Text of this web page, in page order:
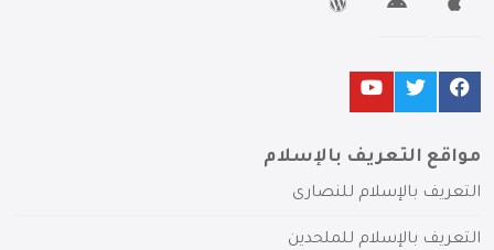
مواقع التعريف بالإسلام
التعريف بالإسلام للنصارى
التعريف بالإسلام للملحدين